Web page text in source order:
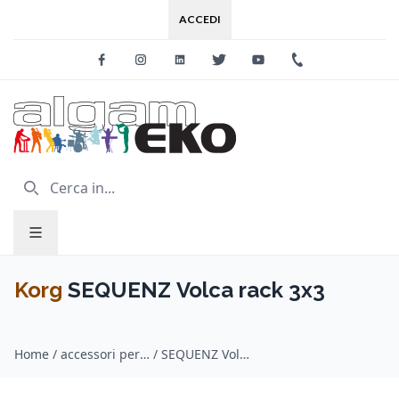
ACCEDI
FacebookInstagramLinkedinTwitter Youtube
Korg SEQUENZ Volca rack 3x3
Home / accessori per dj / Korg / SEQUENZ Volca rack 3x3